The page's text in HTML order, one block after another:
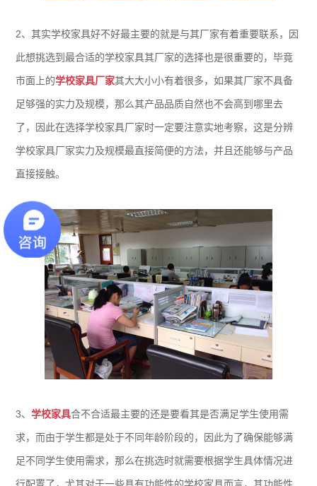
2、其实学校家具好不好最主要的就是与其厂家有着重要联系，因
此想挑选到最合适的学校家具其厂家的选择也是很重要的，毕竟
市面上的学校家具厂家其大大小小有着很多，如果其厂家不具备
足够强的实力及规模，那么其产品品质自然也不会高到哪里去
了，因此在选择学校家具厂家时一定要注意实地考察，这是分辨
学校家具厂家实力及规模最直接简便的方法，并且还能够与产品
直接接触。
3、学校家具合不合适最主要的还是要看其是否满足学生使用需
求，而由于学生都是处于不同年龄阶段的，因此为了确保能够满
足不同学生使用需求，那么在挑选时就需要根据学生具体情况进